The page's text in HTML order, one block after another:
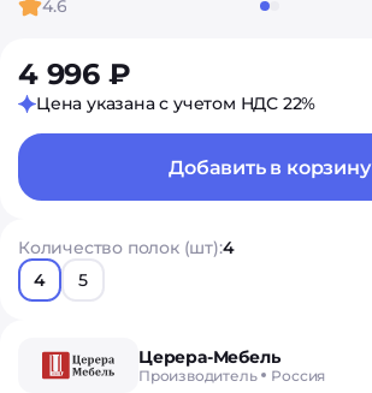
4.6
4 996 ₽
Цена указана с учетом НДС 22%
Добавить в корзину
Количество полок (шт):4
4
5
Церера-Мебель
Производитель Россия